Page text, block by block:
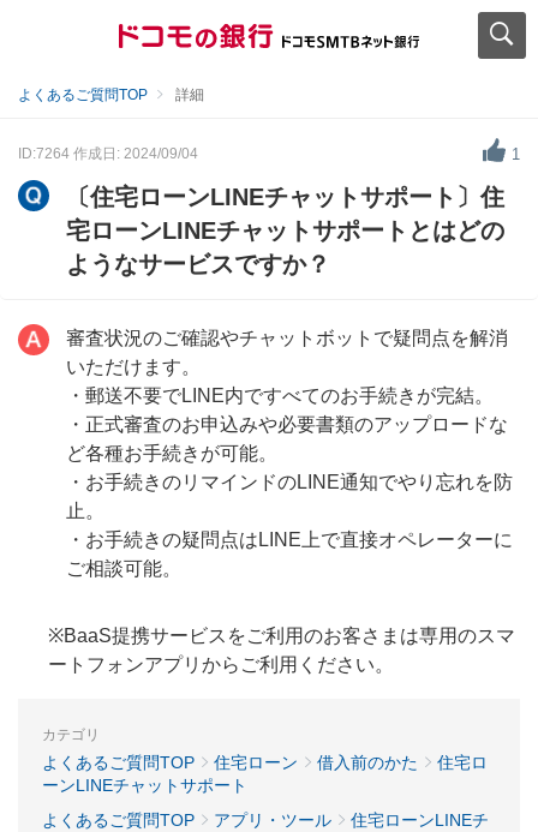
よくあるご質問TOP 詳細
ID:7264 作成日: 2024/09/04 1
〔住宅ローンLINEチャットサポート〕住
宅ローンLINEチャットサポートとはどの
ようなサービスですか？
審査状況のご確認やチャットボットで疑問点を解消
いただけます。
・郵送不要でLINE内ですべてのお手続きが完結。
・正式審査のお申込みや必要書類のアップロードな
ど各種お手続きが可能。
・お手続きのリマインドのLINE通知でやり忘れを防
止。
・お手続きの疑問点はLINE上で直接オペレーターに
ご相談可能。
※BaaS提携サービスをご利用のお客さまは専用のスマ
ートフォンアプリからご利用ください。
カテゴリ
よくあるご質問TOP 住宅ローン 借入前のかた
住宅ロ
ーンLINEチャットサポート
よくあるご質問TOP
アプリ・ツール
住宅ローンLINEチ